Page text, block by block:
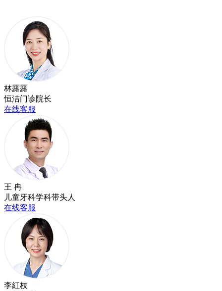
林露露
恒洁门诊院长
在线客服
王 冉
儿童牙科学科带头人
在线客服
李紅枝